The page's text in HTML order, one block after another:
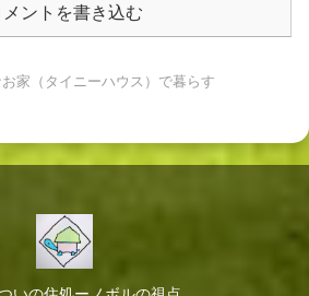
メントを書き込む
家（タイニーハウス）で暮らす